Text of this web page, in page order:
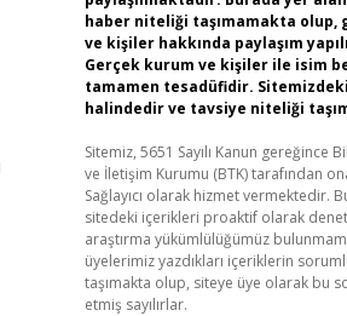
haber niteliği taşımamakta olup,
ve kişiler hakkında paylaşım
Gerçek kurum ve kişiler ile isim
tamamen tesadüfidir.
halindedir ve tavsiye niteliği
Sitemiz, 5651 Sayılı Kanun gereğince
ve İletişim Kurumu (BTK) tarafından
Sağlayıcı olarak hizmet vermektedir.
sitedeki içerikleri proaktif olarak
araştırma yükümlülüğümüz
üyelerimiz yazdıkları içeriklerin
taşımakta olup, siteye üye olarak bu
etmiş sayılırlar.